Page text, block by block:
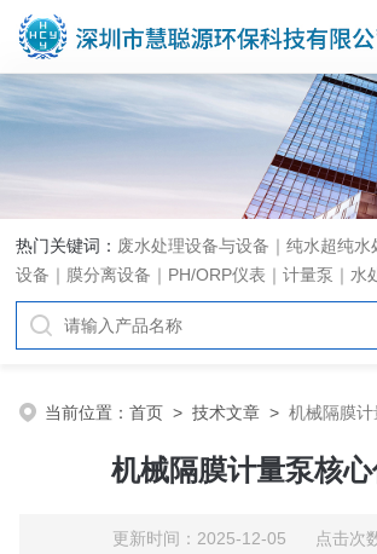
热门关键词： 废水处理设备与设备｜纯水超纯水
设备｜膜分离设备｜PH/ORP仪表｜计量泵｜水
代理｜EDI模块维修
当前位置：首页 >技术文章 >机械隔膜
机械隔膜计量泵核
更新时间：2025-12-05 点击次